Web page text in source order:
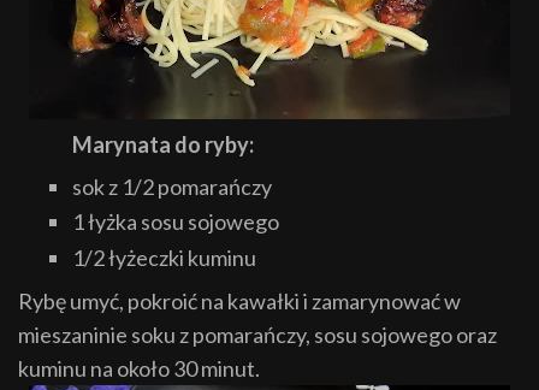
Marynata do ryby:
sok z 1/2 pomarańczy
1 łyżka sosu sojowego
1/2 łyżeczki kuminu
Rybęumyć, pokroić na kawałki i zamarynować w
mieszaninie soku z pomarańczy, sosu sojowego oraz
kuminu na około 30 minut.